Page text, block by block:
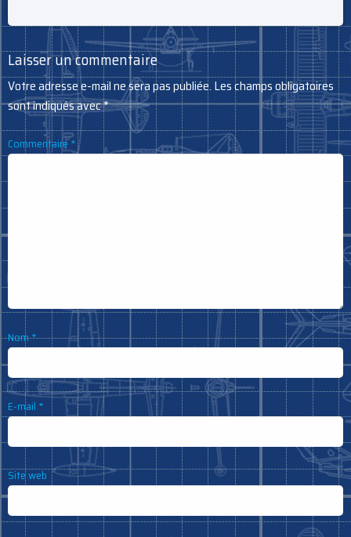
Laisser un commentaire
Votre adresse e-mail ne sera pas publiée. Les champs obligatoires
sont indiqués avec*
Commentaire*
Nom*
E-mail *
Site web